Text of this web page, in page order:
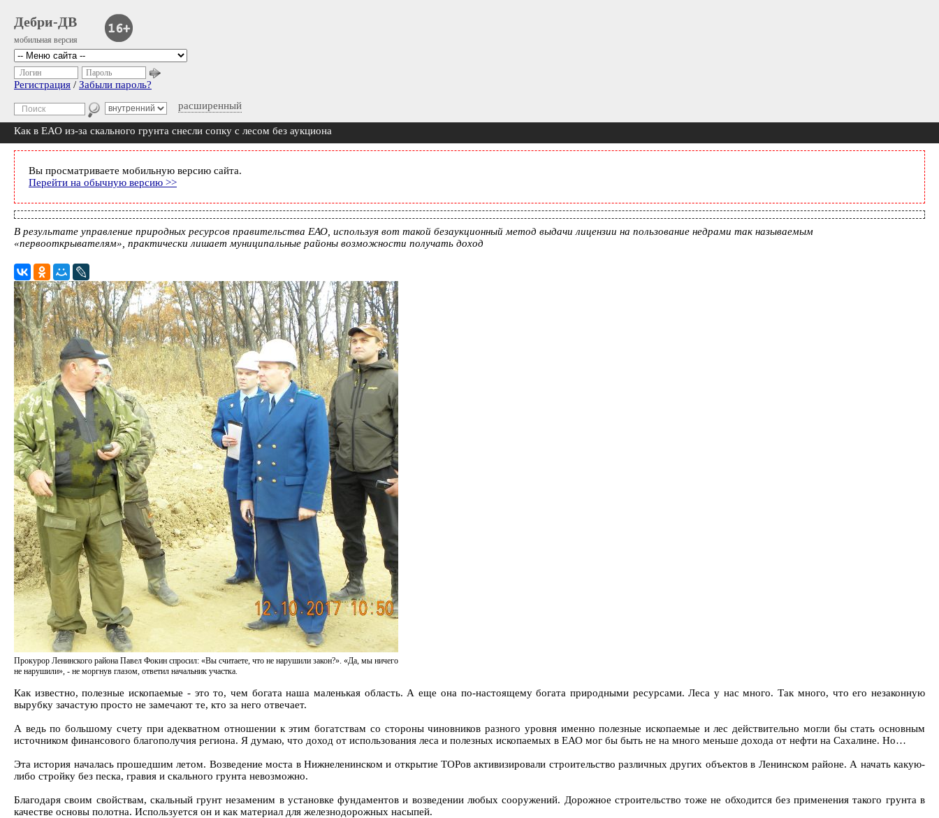
Дебри-ДВ
мобильная версия
расширенный
Логин Пароль
Регистрация / Забыли пароль?
Как в ЕАО из-за скального грунта снесли сопку с лесом без аукциона
Вы просматриваете мобильную версию сайта.
Перейти на обычную версию >>
В результате управление природных ресурсов правительства ЕАО, используя вот такой безаукционный метод выдачи лицензии на пользование недрами так называемым
«первооткрывателям», практически лишает муниципальные районы возможности получать доход
Прокурор Ленинского района Павел Фокин спросил: «Вы считаете, что не нарушили закон?». «Да, мы ничего
не нарушили», - не моргнув глазом, ответил начальник участка.
Как известно, полезные ископаемые - это то, чем богата наша маленькая область. А еще она по-настоящему богата природными ресурсами. Леса у нас много. Так много, что его незаконную
вырубку зачастую просто не замечают те, кто за него отвечает.
А ведь по большому счету при адекватном отношении к этим богатствам со стороны чиновников разного уровня именно полезные ископаемые и лес действительно могли бы стать основным
источником финансового благополучия региона. Я думаю, что доход от использования леса и полезных ископаемых в ЕАО мог бы быть не на много меньше дохода от нефти на Сахалине. Но…
Эта история началась прошедшим летом. Возведение моста в Нижнеленинском и открытие ТОРов активизировали строительство различных других объектов в Ленинском районе. А начать какую-
либо стройку без песка, гравия и скального грунта невозможно.
Благодаря своим свойствам, скальный грунт незаменим в установке фундаментов и возведении любых сооружений. Дорожное строительство тоже не обходится без применения такого грунта в
качестве основы полотна. Используется он и как материал для железнодорожных насыпей.